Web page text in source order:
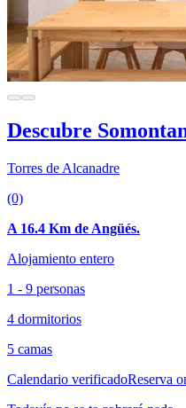
Descubre
Torres de Alcanadre
(0)
A 16.4 Km de Angüés.
Alojamiento entero
1 - 9 personas
4 dormitorios
5 camas
Calendario verificadoReserva